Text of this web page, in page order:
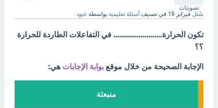
تصويتات
سُئل فبراير 19 في تصنيف أسئلة تعليمية بواسطة عبود
تكون الحرارة......................... في التفاعلات الطاردة للحرارة
؟؟
الإجابة الصحيحة من خلال موقع بوابة الإجابات هي:
منبعثة